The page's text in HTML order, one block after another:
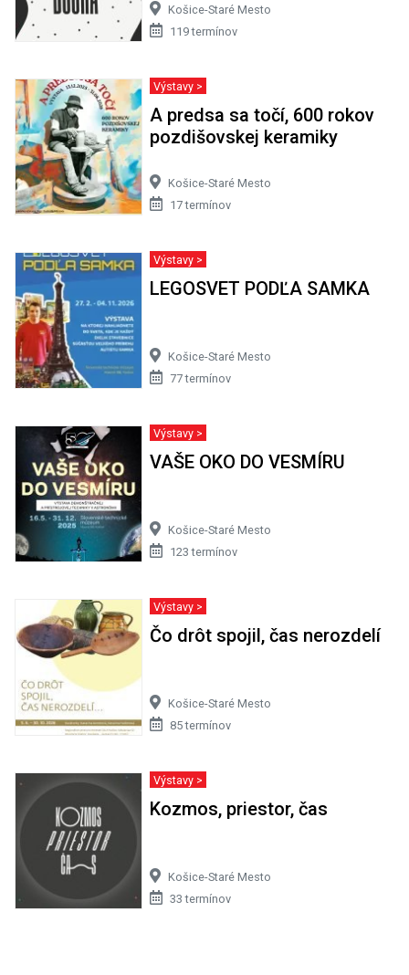
Košice-Staré Mesto
119 termínov
Výstavy >
A predsa sa točí, 600 rokov
pozdišovskej keramiky
Košice-Staré Mesto
17 termínov
Výstavy >
LEGOSVET PODĽA SAMKA
Košice-Staré Mesto
77 termínov
Výstavy >
VAŠE OKO DO VESMÍRU
Košice-Staré Mesto
123 termínov
Výstavy >
Čo drôt spojil, čas nerozdelí
Košice-Staré Mesto
85 termínov
Výstavy >
Kozmos, priestor, čas
Košice-Staré Mesto
33 termínov